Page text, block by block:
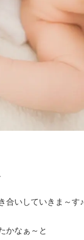
合いしていきま～す
かなぁ～と